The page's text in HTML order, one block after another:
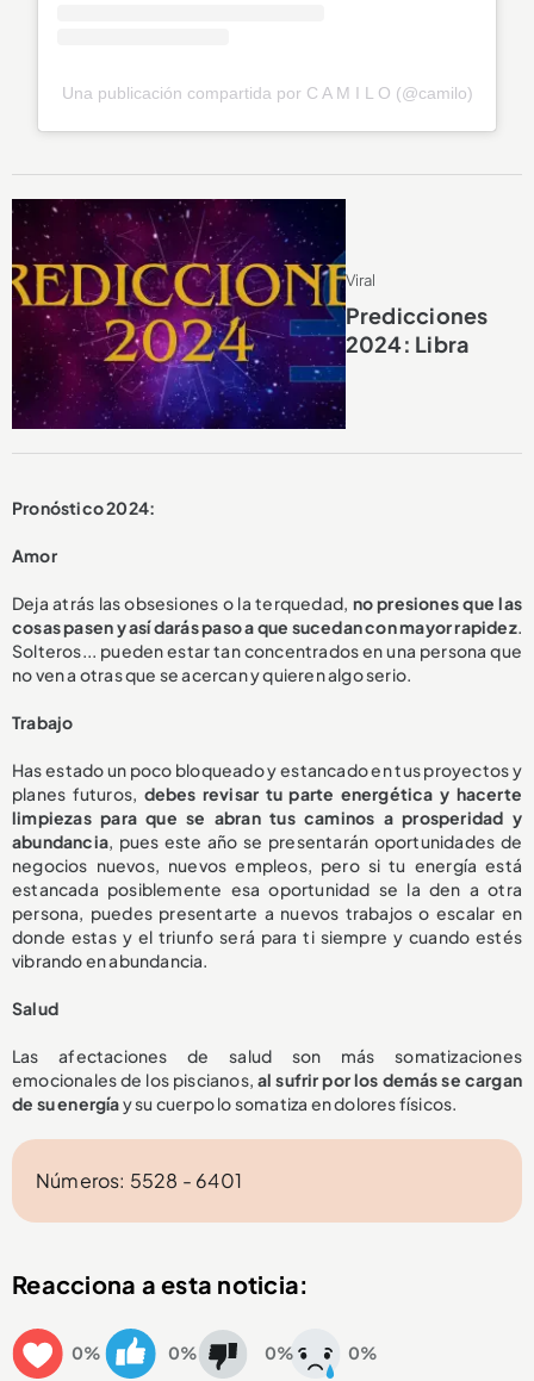
Una publicación compartida por C A M I L O (@camilo)
Viral
Predicciones
2024: Libra
Pronóstico 2024:
Amor
Deja atrás las obsesiones o la terquedad, no presiones que las
cosas pasen y así darás paso a que sucedan con mayor rapidez.
Solteros... pueden estar tan concentrados en una persona que
no ven a otras que se acercan y quieren algo serio.
Trabajo
Has estado un poco bloqueado y estancado en tus proyectos y
planes futuros, debes revisar tu parte energética y hacerte
limpiezas para que se abran tus caminos a prosperidad y
abundancia, pues este año se presentarán oportunidades de
negocios nuevos, nuevos empleos, pero si tu energía está
estancada posiblemente esa oportunidad se la den a otra
persona, puedes presentarte a nuevos trabajos o escalar en
donde estas y el triunfo será para ti siempre y cuando estés
vibrando en abundancia.
Salud
Las afectaciones de salud son más somatizaciones
emocionales de los piscianos, al sufrir por los demás se cargan
de su energíay su cuerpo lo somatiza en dolores físicos.
Números: 5528 - 6401
Reacciona a esta noticia:
0% 0% 0% 0%